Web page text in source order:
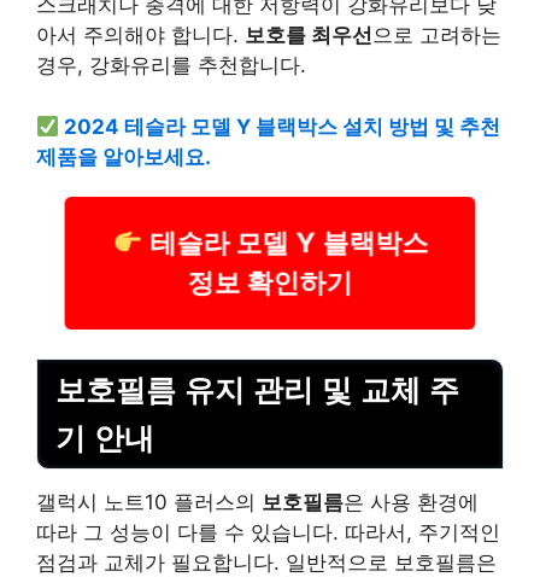
스크래치나 충격에 대한 저항력이 강화유리보다 낮
아서 주의해야 합니다. 보호를 최우선으로 고려하는
경우, 강화유리를 추천합니다.
2024 테슬라 모델 Y 블랙박스 설치 방법 및 추천
제품을 알아보세요.
테슬라 모델 Y 블랙박스
정보 확인하기
보호필름 유지 관리 및 교체 주
기 안내
갤럭시 노트10 플러스의 보호필름은 사용 환경에
따라 그 성능이 다를 수 있습니다. 따라서, 주기적인
점검과 교체가 필요합니다. 일반적으로 보호필름은